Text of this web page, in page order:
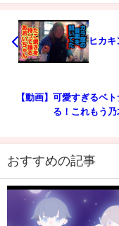
ヒカ
【動画】可愛すぎるベ
る！これもう
おすすめの記事